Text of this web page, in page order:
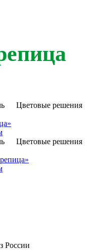
Цветовые решения
Цветовые решения
России